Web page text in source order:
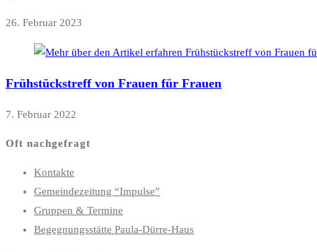
26. Februar 2023
Frühstückstreff von Frauen für Frauen
7. Februar 2022
Oft nachgefragt
Kontakte
Gemeindezeitung “Impulse”
Gruppen & Termine
Begegnungsstätte Paula-Dürre-Haus